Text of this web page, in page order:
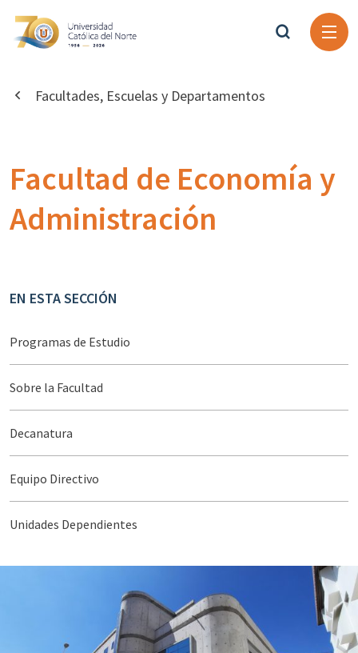
Facultades, Escuelas y Departamentos
Facultad de Economía y
Administración
EN ESTA SECCIÓN
Programas de Estudio
Sobre la Facultad
Decanatura
Equipo Directivo
Unidades Dependientes